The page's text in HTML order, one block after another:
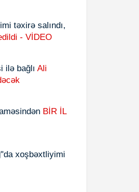
təxirə salındı,
- VİDEO
ilə bağlı Ali
BİR İL
xoşbəxtliyimi